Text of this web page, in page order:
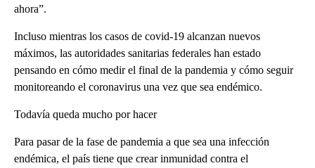
ahora”.
Incluso mientras los casos de covid-19 alcanzan nuevos
máximos, las autoridades sanitarias federales han estado
pensando en cómo medir el final de la pandemia y cómo seguir
monitoreando el coronavirus una vez que sea endémico.
Todavía queda mucho por hacer
Para pasar de la fase de pandemia a que sea una infección
endémica, el país tiene que crear inmunidad contra el